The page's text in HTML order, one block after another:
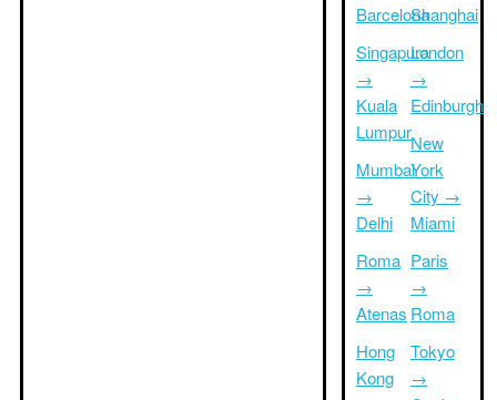
Barcelona
Singapura
→
Kuala
Lumpur
Mumbai
→
Delhi
Roma
→
Atenas
Hong
Kong
Shanghai
London
→
Edinburgh
New
York
City →
Miami
Paris
→
Roma
Tokyo
→